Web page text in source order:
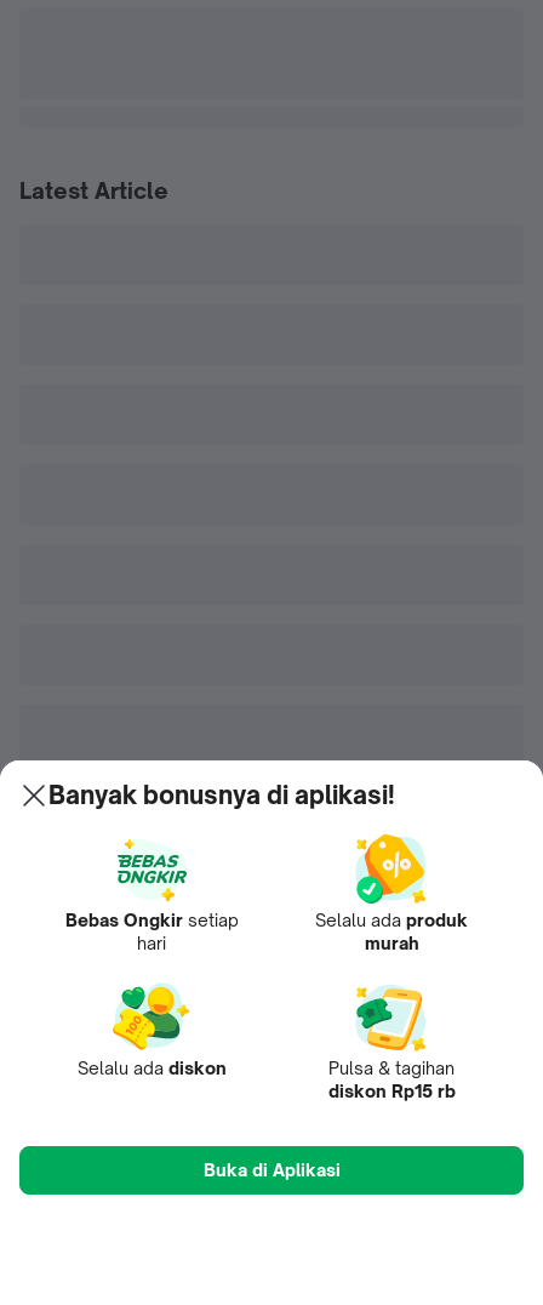
Latest Article
Banyak bonusnya di aplikasi!
Bebas Ongkir setiap
hari
Selalu ada produk
murah
Selalu ada diskon
Pulsa & tagihan
diskon Rp15 rb
Buka di Aplikasi